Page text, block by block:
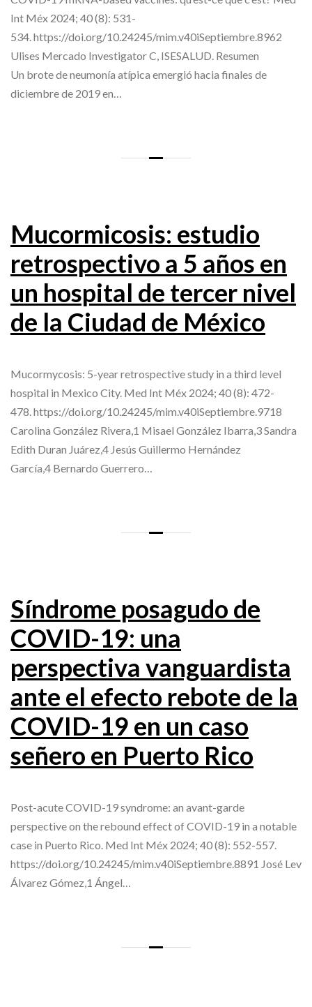
Int Méx 2024; 40 (8): 531-
534. https://doi.org/10.24245/mim.v40iSeptiembre.8962
Ulises Mercado Investigator C, ISESALUD. Resumen
Un brote de neumonía atípica emergió hacia finales de
diciembre de 2019 en…
Mucormicosis: estudio
retrospectivo a 5 años en
un hospital de tercer nivel
de la Ciudad de México
Mucormycosis: 5-year retrospective study in a third level
hospital in Mexico City. Med Int Méx 2024; 40 (8): 472-
478. https://doi.org/10.24245/mim.v40iSeptiembre.9718
Carolina González Rivera,1 Misael González Ibarra,3 Sandra
Edith Duran Juárez,4 Jesús Guillermo Hernández
García,4 Bernardo Guerrero…
Síndrome posagudo de
COVID-19: una
perspectiva vanguardista
ante el efecto rebote de la
COVID-19 en un caso
señero en Puerto Rico
Post-acute COVID-19 syndrome: an avant-garde
perspective on the rebound effect of COVID-19 in a notable
case in Puerto Rico. Med Int Méx 2024; 40 (8): 552-557.
https://doi.org/10.24245/mim.v40iSeptiembre.8891 José Lev
Álvarez Gómez,1 Ángel…